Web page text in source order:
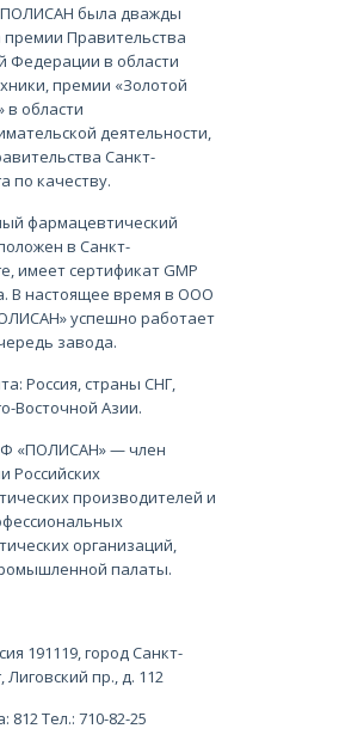
была дважды
премии Правительства
Федерации в области
премии «Золотой
в области
деятельности,
Санкт-
по качеству.
фармацевтический
в Санкт-
имеет сертификат GMP
В настоящее время в ООО
успешно работает
завода.
Россия, страны СНГ,
Восточной Азии.
«ПОЛИСАН» — член
Российских
производителей и
организаций,
палаты.
191119, город Санкт-
Лиговский пр., д. 112
812 Тел.: 710-82-25